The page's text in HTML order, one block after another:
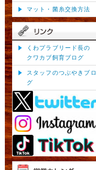
マット・菌糸交換方法
くわプラブリード長の
クワカブ飼育ブログ
スタッフのつぶやきブロ
グ